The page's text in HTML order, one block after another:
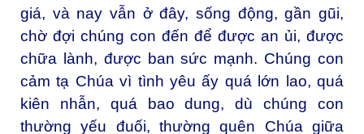
giá, và nay vẫn ở đây, sống động, gần gũi,
chờ đợi chúng con đến để được an ủi, được
chữa lành, được ban sức mạnh. Chúng con
cảm tạ Chúa vì tình yêu ấy quá lớn lao, quá
kiên nhẫn, quá bao dung, dù chúng con
thường yếu đuối, thường quên Chúa giữa